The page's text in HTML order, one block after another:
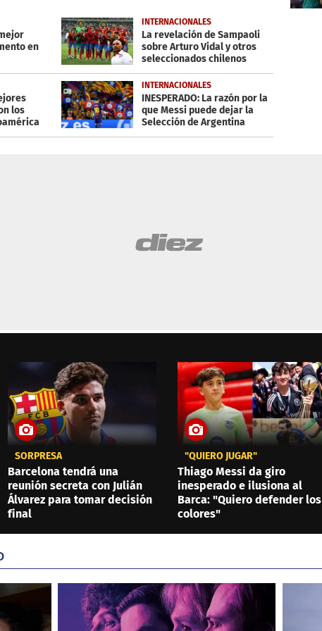
en
INTERNACIONALES
La revelación de Sampaoli
sobre Arturo Vidal y otros
seleccionados chilenos
los
INTERNACIONALES
INESPERADO: La razón por la
que Messi puede dejar la
Selección de Argentina
SORPRESA
Barcelona tendrá una
reunión secreta con Julián
Álvarez para tomar decisión
final
"QUIERO JUGAR"
Thiago Messi da giro
inesperado e ilusiona al
Barca: "Quiero defender los
colores"